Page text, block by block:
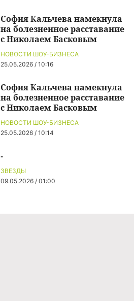
НОВОСТИ ШОУ-БИЗНЕСА
25.05.2026 / 10:16
София Кальчева намекнула
на болезненное расставание
с Николаем Басковым
НОВОСТИ ШОУ-БИЗНЕСА
25.05.2026 / 10:14
София Кальчева намекнула
на болезненное расставание
с Николаем Басковым
ЗВЕЗДЫ
09.05.2026 / 01:00
-